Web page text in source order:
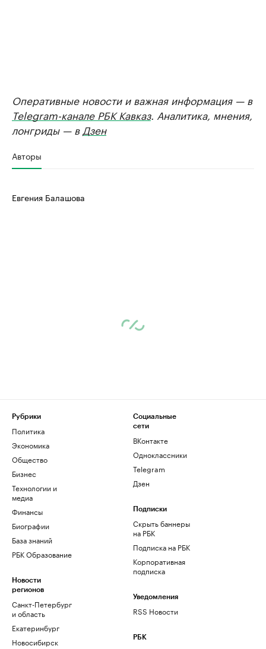
Оперативные новости и важная информация — в
Telegram-канале РБК Кавказ. Аналитика, мнения,
лонгриды — в Дзен
Авторы
Евгения Балашова
Рубрики
Политика
Экономика
Общество
Бизнес
Технологии и
медиа
Финансы
Биографии
База знаний
РБК Образование
Новости
регионов
Санкт-Петербург
и область
Екатеринбург
Новосибирск
Социальные
сети
ВКонтакте
Одноклассники
Telegram
Дзен
Подписки
Скрыть баннеры
на РБК
Подписка на РБК
Корпоративная
подписка
Уведомления
RSS Новости
РБК